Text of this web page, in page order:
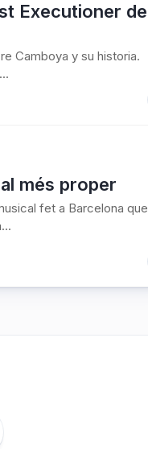
Executioner de
Camboya y su historia.
més proper
fet a Barcelona que